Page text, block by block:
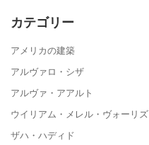
カテゴリー
アメリカの建築
アルヴァロ・シザ
アルヴァ・アアルト
ウイリアム・メレル・ヴォーリズ
ザハ・ハディド